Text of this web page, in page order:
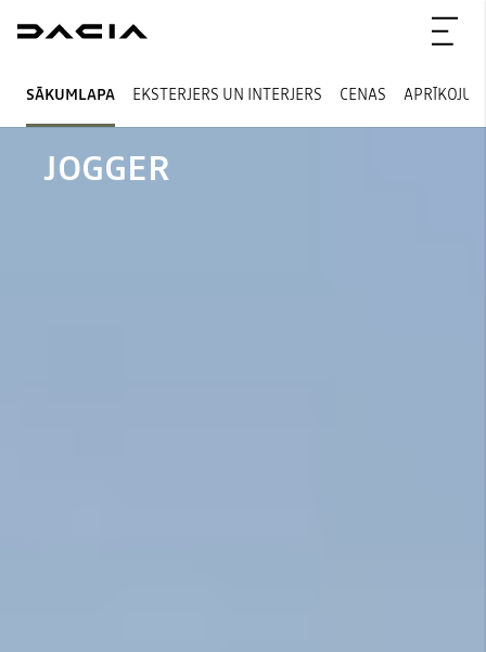
SĀKUMLAPA EKSTERJERS UN INTERJERS CENAS
JOGGER